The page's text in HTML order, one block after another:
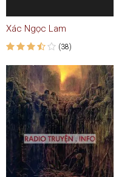
Xác Ngọc Lam
(38)